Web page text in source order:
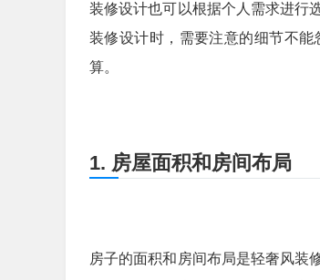
装修设计也可以根据个人需求进行
装修设计时，需要注意的细节不
算。
1. 房屋面积和房间布局
房子的面积和房间布局是轻奢风装